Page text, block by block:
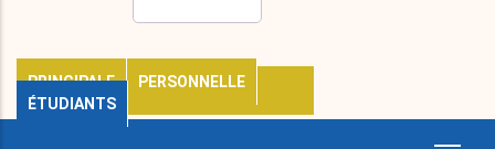
PRINCIPALE
PERSONNELLE
ÉTUDIANTS